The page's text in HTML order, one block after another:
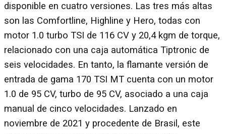
disponible en cuatro versiones. Las tres más altas
son las Comfortline, Highline y Hero, todas con
motor 1.0 turbo TSI de 116 CV y 20,4 kgm de torque,
relacionado con una caja automática Tiptronic de
seis velocidades. En tanto, la flamante versión de
entrada de gama 170 TSI MT cuenta con un motor
1.0 de 95 CV, turbo de 95 CV, asociado a una caja
manual de cinco velocidades. Lanzado en
noviembre de 2021 y procedente de Brasil, este